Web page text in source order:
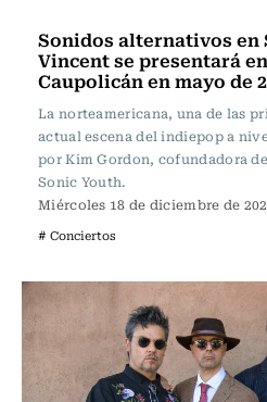
Sonidos alternativos en
Vincent se presentará
Caupolicán en mayo de
La norteamericana, una de las
actual escena del indiepop a
por Kim Gordon, cofundadora
Sonic Youth.
Miércoles 18 de diciembre de
# Conciertos